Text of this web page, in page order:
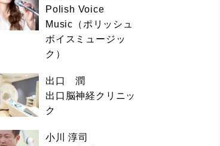
Polish Voice
Music（ポリッシュ
ボイスミュージッ
ク）
出口 潤
出口脳神経クリニッ
ク
小川 淳司